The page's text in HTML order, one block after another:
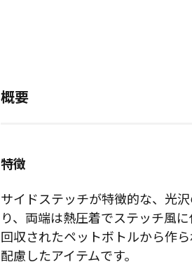
概要
特徴
サイドステッチが特徴的な、光
り、両端は熱圧着でステッチ風
回収されたペットボトルから作
配慮したアイテムです。